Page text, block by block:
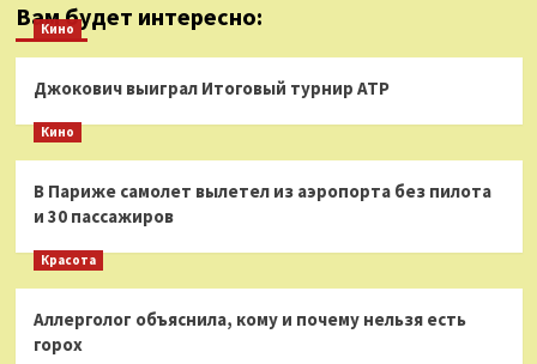
Вам будет интересно:
Кино
Джокович выиграл Итоговый турнир ATP
Кино
В Париже самолет вылетел из аэропорта без пилота
и 30 пассажиров
Красота
Аллерголог объяснила, кому и почему нельзя есть
горох